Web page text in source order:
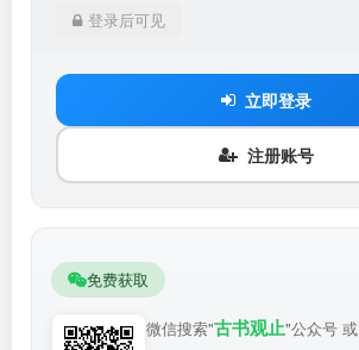
登录后可见
立即登录
注册账号
免费获取
微信搜索"古书观止"公众号 或